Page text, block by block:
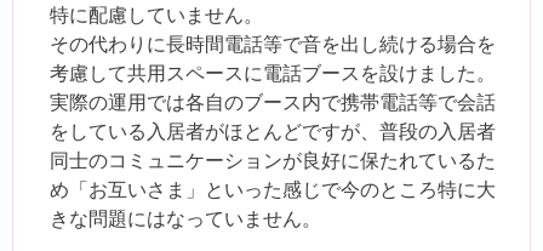
特に配慮していません。
その代わりに長時間電話等で音を出し続ける場合を
考慮して共用スペースに電話ブースを設けました。
実際の運用では各自のブース内で携帯電話等で会話
をしている入居者がほとんどですが、普段の入居者
同士のコミュニケーションが良好に保たれているた
め「お互いさま」といった感じで今のところ特に大
きな問題にはなっていません。